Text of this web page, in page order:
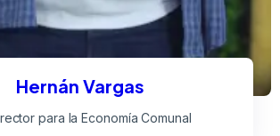
Hernán Vargas
para la Economía Comunal